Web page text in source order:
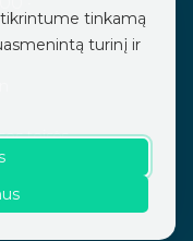
tinkamą
turinį ir
teisės